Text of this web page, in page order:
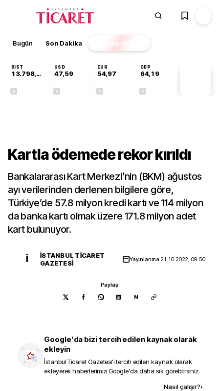
Bugün Son Dakika Finans EKSTRA
BIST
13.798,82
USD
47,59
EUR
54,97
GBP
64,19
Kartla ödemede rekor kırıldı
Bankalararası Kart Merkezi’nin (BKM) ağustos
ayı verilerinden derlenen bilgilere göre,
Türkiye’de 57.8 milyon kredi kartı ve 114 milyon
da banka kartı olmak üzere 171.8 milyon adet
kart bulunuyor.
İ
İSTANBUL TICARET
GAZETESI
Yayınlanma 21.10.2022, 09:50
Paylaş
N
Google'da bizi tercih edilen kaynak olarak
ekleyin
İstanbul Ticaret Gazetesi'i tercih edilen kaynak olarak
ekleyerek haberlerimizi Google'da daha sık görebilirsiniz.
Nasıl çalışır?›